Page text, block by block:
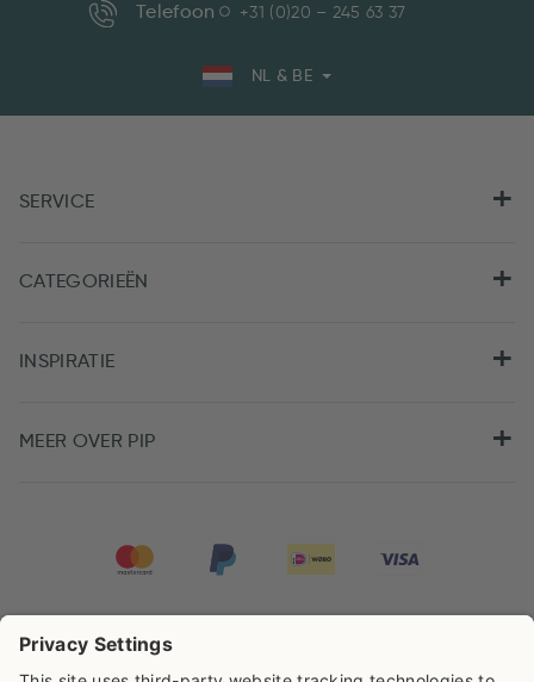
Telefoon +31 (0)20 – 245 63 37
NL & BE
SERVICE
CATEGORIEËN
INSPIRATIE
MEER OVER PIP